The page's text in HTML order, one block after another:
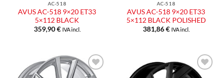
AC-518
AVUS AC-518 9×20 ET33
5×112 BLACK
359,90€ IVA incl.
AC-518
AVUS AC-518 9×20 ET33
5×112 BLACK POLISHED
381,86€ IVA incl.